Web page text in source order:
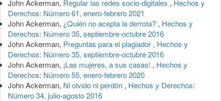
John Ackerman, Regular las redes socio-digitales , Hechos y
Derechos: Número 61, enero-febrero 2021
John Ackerman, ¿Quién no acepta la derrota? , Hechos y
Derechos: Número 35, septiembre-octubre 2016
John Ackerman, Preguntas para el plagiador , Hechos y
Derechos: Número 35, septiembre-octubre 2016
John Ackerman, ¡Las mujeres, a sus casas! , Hechos y
Derechos: Número 55, enero-febrero 2020
John Ackerman, Ni olvido ni perdón , Hechos y Derechos:
Número 34, julio-agosto 2016